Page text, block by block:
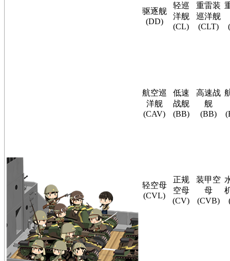
驱逐舰
(DD)
轻巡
洋舰
(CL)
重雷装
巡洋舰
(CLT)
航空巡
洋舰
(CAV)
低速
战舰
(BB)
高速战
舰
(BB)
轻空母
(CVL)
正规
空母
(CV)
装甲空
母
(CVB)